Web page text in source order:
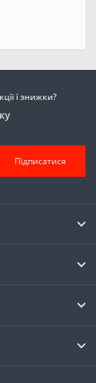
і знижки?
Підписатися